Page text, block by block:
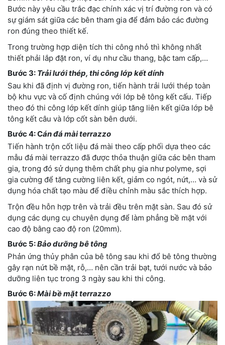
Bước này yêu cầu trắc đạc chính xác vị trí đường ron và có
sự giám sát giữa các bên tham gia để đảm bảo các đường
ron đúng theo thiết kế.
Trong trường hợp diện tích thi công nhỏ thì không nhất
thiết phải lắp đặt ron, ví dụ như cầu thang, bậc tam cấp,…
Bước 3: Trải lưới thép, thi công lớp kết dính
Sau khi đã định vị đường ron, tiến hành trải lưới thép toàn
bộ khu vực và cố định chúng với lớp bê tông kết cấu. Tiếp
theo đó thi công lớp kết dính giúp tăng liên kết giữa lớp bê
tông kết câu và lớp cốt sàn bên dưới.
Bước 4: Cán đá mài terrazzo
Tiến hành trộn cốt liệu đá mài theo cấp phối dựa theo các
mẫu đá mài terrazzo đã được thỏa thuận giữa các bên tham
gia, trong đó sử dụng thêm chất phụ gia như polyme, sợi
gia cường để tăng cường liên kết, giảm co ngót, nứt,… và sử
dụng hóa chất tạo màu để điều chỉnh màu sắc thích hợp.
Trộn đều hỗn hợp trên và trải đều trên mặt sàn. Sau đó sử
dụng các dụng cụ chuyên dụng để làm phẳng bề mặt với
cao độ bằng cao độ ron (20mm).
Bước 5:Bảo dưỡng bê tông
Phản ứng thủy phân của bê tông sau khi đổ bê tông thường
gây rạn nứt bề mặt, rỗ,… nên cần trải bạt, tưới nước và bảo
dưỡng liên tục trong 3 ngày sau khi thi công.
Bước 6:Mài bề mặt terrazzo